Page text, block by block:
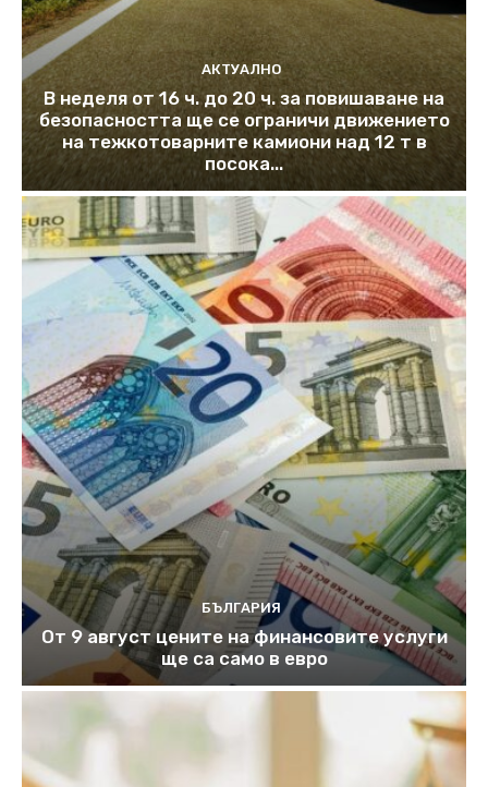
АКТУАЛНО
В неделя от 16 ч. до 20 ч. за повишаване на
безопасността ще се ограничи движението
на тежкотоварните камиони над 12 т в
посока...
БЪЛГАРИЯ
От 9 август цените на финансовите услуги
ще са само в евро